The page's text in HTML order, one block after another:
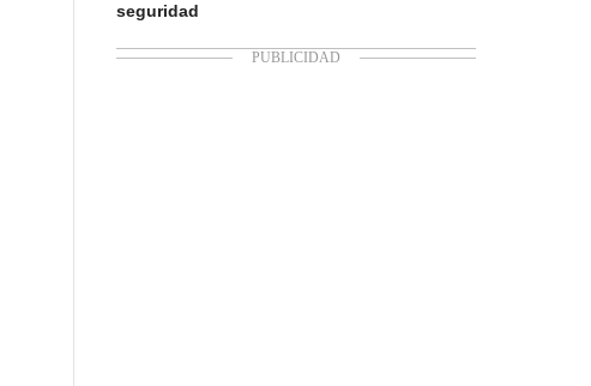
seguridad